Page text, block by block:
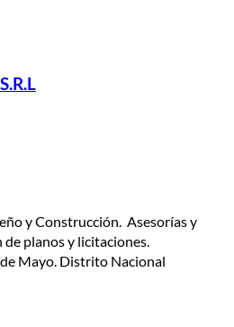
y Construcción. Asesorías y
planos y licitaciones.
Mayo. Distrito Nacional